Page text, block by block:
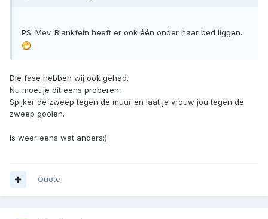
PS. Mev. Blankfein heeft er ook één onder haar bed liggen.
Die fase hebben wij ook gehad.
Nu moet je dit eens proberen:
Spijker de zweep tegen de muur en laat je vrouw jou tegen de
zweep gooien.
Is weer eens wat anders:)
Quote